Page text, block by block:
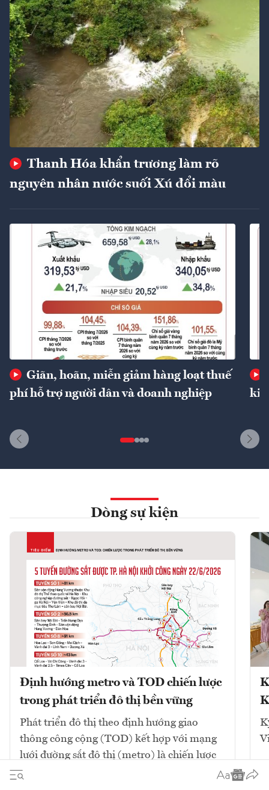
Thanh Hóa khẩn trương làm rõ
nguyên nhân nước suối Xú đổi màu
Giãn, hoãn, miễn giảm hàng loạt thuế
phí hỗ trợ người dân và doanh nghiệp
Dòng sự kiện
Định hướng metro và TOD chiến lược
trong phát triển đô thị bền vững
Phát triển đô thị theo định hướng giao
thông công cộng (TOD) kết hợp với mạng
lưới đường sắt đô thị (metro) là chiến lược
cốt lõi để giải quyết ùn tắc và tái cấu trúc